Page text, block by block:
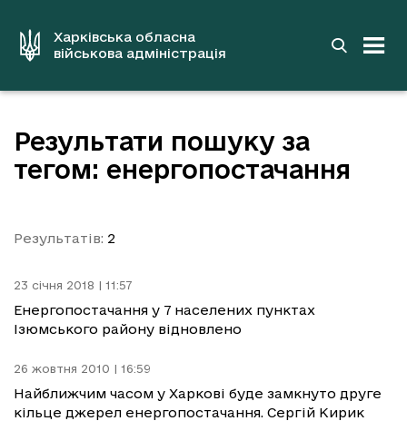
вмістуХарківська обласна
військова адміністрація
Результати пошуку за
тегом: енергопостачання
Результатів: 2
23 січня 2018 | 11:57
Енергопостачання у 7 населених пунктах
Ізюмського району відновлено
26 жовтня 2010 | 16:59
Найближчим часом у Харкові буде замкнуто друге
кільце джерел енергопостачання. Сергій Кирик